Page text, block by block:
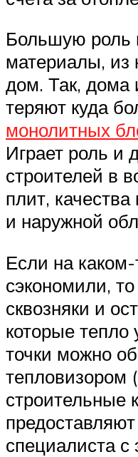
Большую роль
материалы, из
дом. Так, дома
теряют куда
монолитных
Играет роль и
строителей в
плит,
и наружной
Если на каком-
сэкономили,
сквозняки и
которые тепло
точки можно
тепловизором
строительные
специалиста